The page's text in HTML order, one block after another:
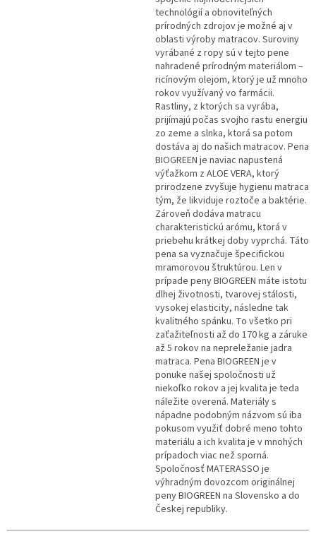
technológií a obnoviteľných
prírodných zdrojov je možné aj v
oblasti výroby matracov. Suroviny
vyrábané z ropy sú v tejto pene
nahradené prírodným materiálom –
ricínovým olejom, ktorý je už mnoho
rokov využívaný vo farmácii.
Rastliny, z ktorých sa vyrába,
prijímajú počas svojho rastu energiu
zo zeme a slnka, ktorá sa potom
dostáva aj do našich matracov. Pena
BIOGREEN je naviac napustená
výťažkom z ALOE VERA, ktorý
prirodzene zvyšuje hygienu matraca
tým, že likviduje roztoče a baktérie.
Zároveň dodáva matracu
charakteristickú arómu, ktorá v
priebehu krátkej doby vyprchá. Táto
pena sa vyznačuje špecifickou
mramorovou štruktúrou. Len v
prípade peny BIOGREEN máte istotu
dlhej životnosti, tvarovej stálosti,
vysokej elasticity, následne tak
kvalitného spánku. To všetko pri
zaťažiteľnosti až do 170 kg a záruke
až 5 rokov na nepreležanie jadra
matraca. Pena BIOGREEN je v
ponuke našej spoločnosti už
niekoľko rokov a jej kvalita je teda
náležite overená. Materiály s
nápadne podobným názvom sú iba
pokusom využiť dobré meno tohto
materiálu a ich kvalita je v mnohých
prípadoch viac než sporná.
Spoločnosť MATERASSO je
výhradným dovozcom originálnej
peny BIOGREEN na Slovensko a do
Českej republiky.